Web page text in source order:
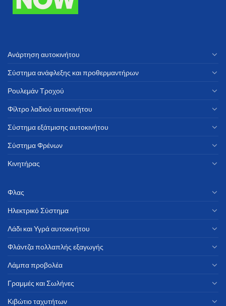
Ανάρτηση αυτοκινήτου
Σύστημα ανάφλεξης και προθερμαντήρων
Ρουλεμάν Τροχού
Φίλτρο λαδιού αυτοκινήτου
Σύστημα εξάτμισης αυτοκινήτου
Σύστημα Φρένων
Κινητήρας
Φλας
Ηλεκτρικό Σύστημα
Λάδι και Υγρά αυτοκινήτου
Φλάντζα πολλαπλής εξαγωγής
Λάμπα προβολέα
Γραμμές και Σωλήνες
Κιβώτιο ταχυτήτων